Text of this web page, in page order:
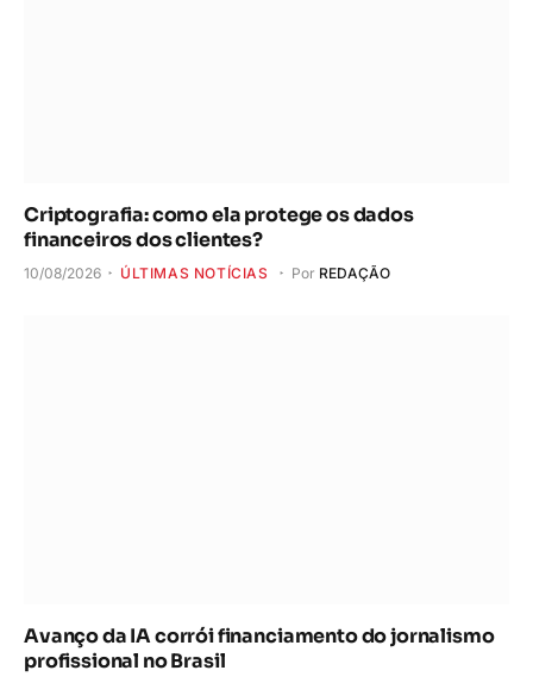
Criptografia: como ela protege os dados
financeiros dos clientes?
10/08/2026 ÚLTIMAS NOTÍCIAS Por REDAÇÃO
Avanço da IA corrói financiamento do jornalismo
profissional no Brasil